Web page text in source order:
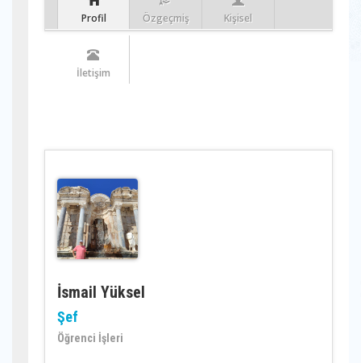
Profil Özgeçmiş Kişisel
İletişim
İsmail Yüksel
Şef
Öğrenci İşleri